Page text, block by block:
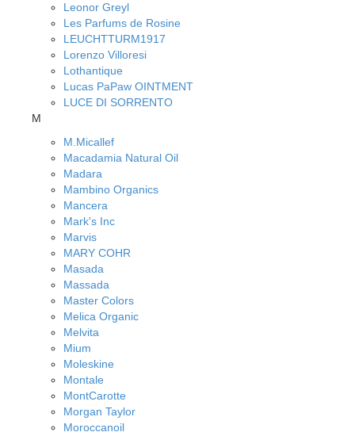
Leonor Greyl
Les Parfums de Rosine
LEUCHTTURM1917
Lorenzo Villoresi
Lothantique
Lucas PaPaw OINTMENT
LUCE DI SORRENTO
M
M.Micallef
Macadamia Natural Oil
Madara
Mambino Organics
Mancera
Mark's Inc
Marvis
MARY COHR
Masada
Massada
Master Colors
Melica Organic
Melvita
Mium
Moleskine
Montale
MontCarotte
Morgan Taylor
Moroccanoil